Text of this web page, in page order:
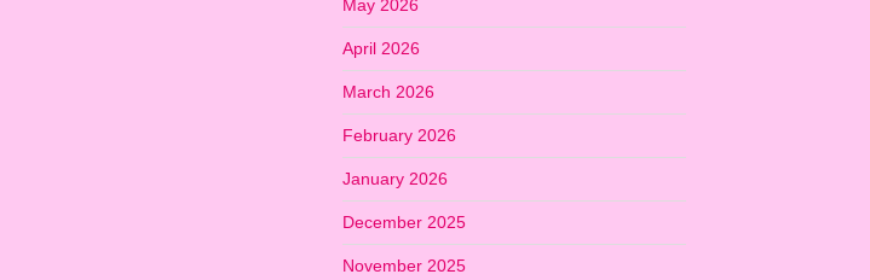
May 2026
April 2026
March 2026
February 2026
January 2026
December 2025
November 2025